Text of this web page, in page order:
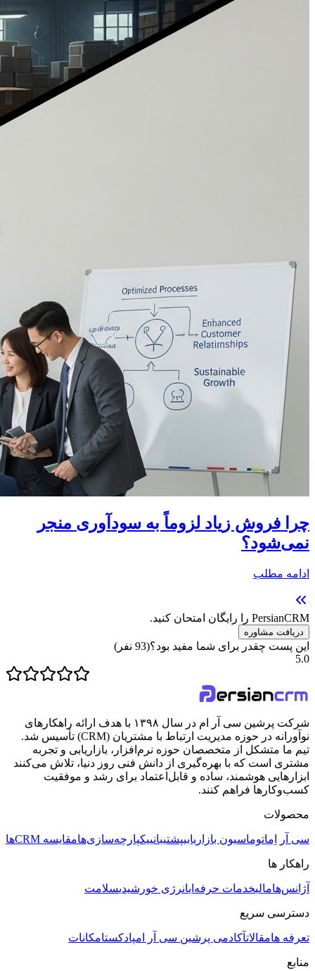
چرا فروش زیاد لزوماً به سودآوری منجر
نمی‌شود؟
ادامه مطلب
PersianCRM را رایگان امتحان کنید.
دریافت مشاوره
این پست چقدر برای شما مفید بود؟(
93 نفر)
5.0
شرکت پرشین سی آر ام در سال ۱۳۹۸ با هدف ارائه راهکارهای
نوآورانه در حوزه مدیریت ارتباط با مشتریان (CRM) تأسیس شد.
تیم ما متشکل از متخصصان حوزه نرم‌افزار، بازاریابی و تجربه
مشتری است که با بهره‌گیری از دانش فنی روز دنیا، تلاش می‌کنند
ابزارهایی هوشمند، ساده و قابل‌اعتماد برای رشد و موفقیت
کسب‌وکارها فراهم کنند.
محصولات
سی آر اِماتوماسیون بازاریابیپشتیبانییکپارچه‌سازی‌هامقایسه CRMها
راهکار ها
آژانس‌هامالیخدمات حرفه‌ایانرژی خورشیدیسلامت
دسترسی سریع
تعرفه هامقالاتآکادمی پرشین سی آر امپادکستامکانات
منابع